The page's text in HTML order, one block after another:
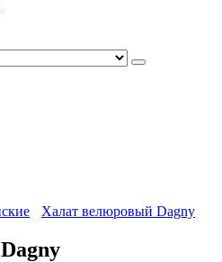
Халат велюровый Dagny